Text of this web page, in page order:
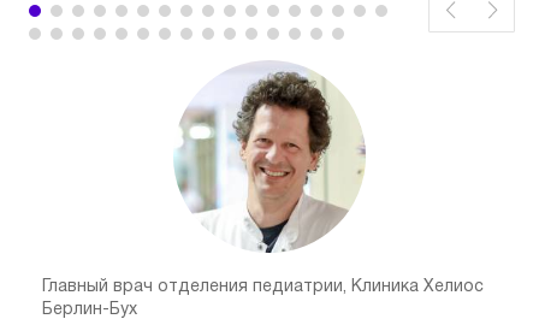
Главный врач отделения педиатрии, Клиника Хелиос
Берлин-Бух